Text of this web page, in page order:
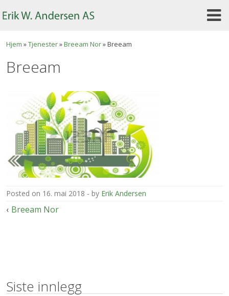
content
Hjem »Tjenester»Breeam Nor»Breeam
Breeam
posted on 16. mai 2018 by Erik Andersen
Innleggsnavigasjon
Breeam Nor
Siste innlegg